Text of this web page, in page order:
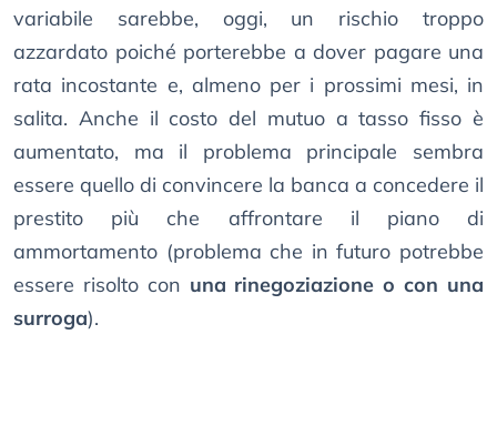
variabile sarebbe, oggi, un rischio troppo
azzardato poiché porterebbe a dover pagare una
rata incostante e, almeno per i prossimi mesi, in
salita. Anche il costo del mutuo a tasso fisso è
aumentato, ma il problema principale sembra
essere quello di convincere la banca a concedere il
prestito più che affrontare il piano di
ammortamento (problema che in futuro potrebbe
essere risolto con una rinegoziazione o con una
surroga).